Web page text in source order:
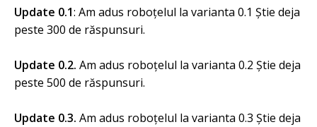
Update 0.1: Am adus roboțelul la varianta 0.1 Știe deja
peste 300 de răspunsuri.
Update 0.2. Am adus roboțelul la varianta 0.2 Știe deja
peste 500 de răspunsuri.
Update 0.3. Am adus roboțelul la varianta 0.3 Știe deja